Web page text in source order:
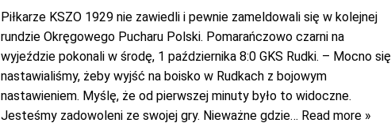
Piłkarze KSZO 1929 nie zawiedli i pewnie zameldowali się w kolejnej
rundzie Okręgowego Pucharu Polski. Pomarańczowo czarni na
wyjeździe pokonali w środę, 1 października 8:0 GKS Rudki. – Mocno się
nastawialiśmy, żeby wyjść na boisko w Rudkach z bojowym
nastawieniem. Myślę, że od pierwszej minuty było to widoczne.
Jesteśmy zadowoleni ze swojej gry. Nieważne gdzie… Read more »